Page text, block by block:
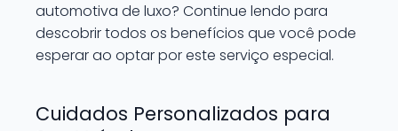
automotiva de luxo? Continue lendo para
descobrir todos os benefícios que você pode
esperar ao optar por este serviço especial.
Cuidados Personalizados para